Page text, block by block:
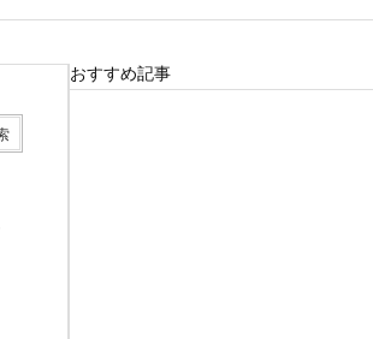
おすすめ記事